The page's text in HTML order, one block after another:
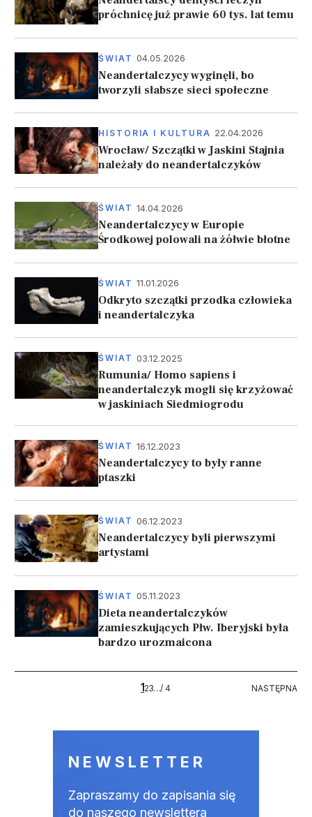
próchnicę już prawie 60 tys. lat temu
ŚWIAT 04.05.2026
Neandertalczycy wyginęli, bo
tworzyli słabsze sieci społeczne
HISTORIA I KULTURA 22.04.2026
Wrocław/ Szczątki w Jaskini Stajnia
należały do neandertalczyków
ŚWIAT 14.04.2026
Neandertalczycy w Europie
Środkowej polowali na żółwie błotne
ŚWIAT 11.01.2026
Odkryto szczątki przodka człowieka
i neandertalczyka
ŚWIAT 03.12.2025
Rumunia/ Homo sapiens i
neandertalczyk mogli się krzyżować
w jaskiniach Siedmiogrodu
ŚWIAT 16.12.2023
Neandertalczycy to były ranne
ptaszki
ŚWIAT 06.12.2023
Neandertalczycy byli pierwszymi
artystami
ŚWIAT 05.11.2023
Dieta neandertalczyków
zamieszkujących Płw. Iberyjski była
bardzo urozmaicona
123…/ 4
4 NASTĘPNA
NASTĘPNA
NEWSLETTER
Zapraszamy do zapisania się
do naszego newslettera